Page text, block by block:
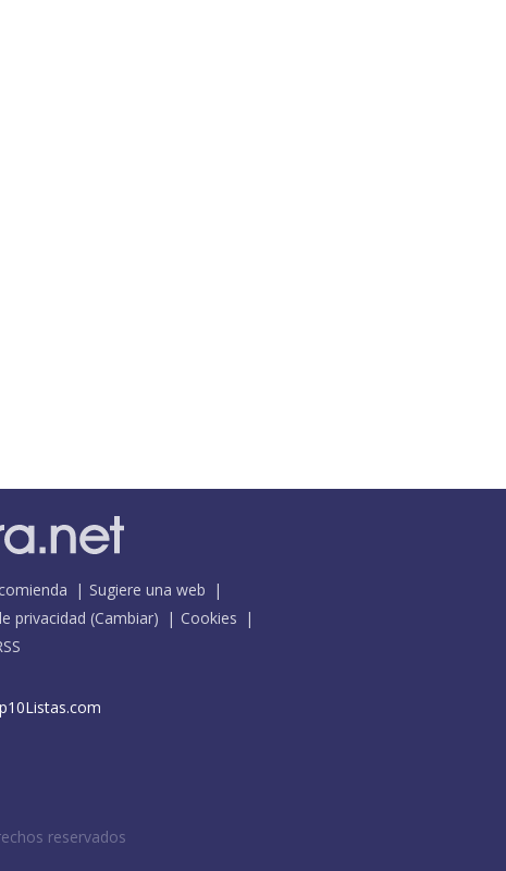
Sugiere una web
privacidad (Cambiar)
Cookies
reservados